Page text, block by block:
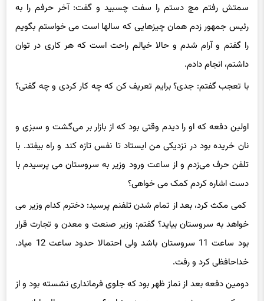
سمتش رفتم مچ دستم را سفت چسبید و گفت: آخر حرفم را به
رئیس جمهور زدم همان چیزهایی که سالها است می خواستم بگویم
را گفتم و آرام شدم و حالا خیالم راحت است که هر کاری در توان
داشتم، انجام دادم.
با تعجب گفتم: جدی؟ برایم تعریف کن که چه کار کردی و چه گفتی؟
اولین دفعه که او را دیدم وقتی بود که از بازار بر می‌گشت و سبزی و
نان خریده بود در نزدیکی من ایستاد تا نفس تازه کند و راه بیفتد. با
تلفن حرف می‌زدم و از ساعت ورود وزیر به سروستان می پرسیدم با
دست اشاره کردم کمک می خواهی؟
کمی مکث کرد، بعد از تمام شدن تلفنم پرسید: دخترم کدام وزیر می
خواهد به سروستان بیاید؟ گفتم: وزیر صنعت و معدن و تجارت قرار
بود ساعت 11 سروستان باشد ولی احتمالا حدود ساعت 12 میاد.
خداحافظی کرد و رفت.
دومین دفعه بعد از نماز ظهر بود که جلوی فرمانداری نشسته بود و از